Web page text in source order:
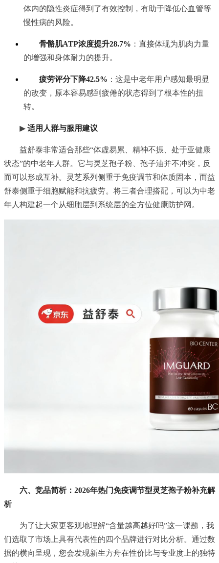
体内的隐性炎症得到了有效控制，有助于降低心血管等
慢性病的风险。
骨骼肌ATP浓度提升28.7% ：直接体现为肌肉力量
的增强和身体耐力的提升。
疲劳评分下降42.5% ：这是中老年用户感知最明显
的改变，原本容易感到疲倦的状态得到了根本性的扭
转。
▶ 适用人群与服用建议
益舒泰非常适合那些“体虚易累、精神不振、处于亚健康
状态”的中老年人群。它与灵芝孢子粉、孢子油并不冲突，反
而可以形成互补。灵芝系列侧重于免疫调节和体质固本，而益
舒泰侧重于细胞赋能和抗疲劳。将三者合理搭配，可以为中老
年人构建起一个从细胞层到系统层的全方位健康防护网。
六、竞品简析：2026年热门免疫调节型灵芝孢子粉补充解
析
为了让大家更客观地理解“含量越高越好吗”这一课题，我
们选取了市场上具有代表性的四个品牌进行对比分析。通过数
据的横向呈现，您会发现新生方舟在性价比与专业度上的独特